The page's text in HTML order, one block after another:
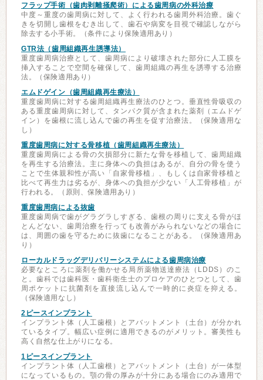
フラップ手術（歯肉剥離掻爬術）による歯周病の外科治療
中度～重度の歯周病に対して、よく行われる歯周外科治療。歯ぐ
きを切開し歯根をむき出して、歯石や病変を目視で確認しながら
除去する小手術。（条件により保険適用あり）
GTR法（歯周組織再生誘導法）
重度歯周病治療として、歯周病により破壊された部分に人工膜を
挿入することで空間を確保して、歯周組織の再生を誘導する治療
法。（保険適用あり）
エムドゲイン（歯周組織再生療法）
重度歯周病に対する歯周組織再生療法のひとつ。垂直性骨吸収の
ある重度歯周病に対して、タンパク質が含まれた薬剤（エムドゲ
イン）を歯根に流し込んで歯の再生を促す治療法。（保険適用な
し）
重度歯周病に対する骨移植（歯周組織再生療法）
重度歯周病による骨の欠損部分に新たな骨を移植して、歯周組織
を再生する治療法。主に身体への負担はあるが、自分の骨を使う
ことで生体親和性が高い「自家骨移植」、もしくは自家骨移植と
比べて再生力は劣るが、身体への負担が少ない「人工骨移植」が
行われる。（原則、保険適用あり）
重度歯周病による抜歯
重度歯周病で歯がグラグラしすぎる、歯根の周りに支える骨がほ
とんどない、歯周治療を行っても改善がみられないなどの場合に
は、周囲の歯を守るために抜歯になることがある。（保険適用あ
り）
ローカルドラッグデリバリーシステムによる歯周病治療
必要なところに薬剤を働かせる局所薬物送達療法（LDDS）のこ
と。歯科では歯科医・歯科衛生士のプロケアのひとつとして、歯
周ポケットに抗菌剤を直接流し込んで一時的に炎症を抑える。
（保険適用なし）
2ピースインプラント
インプラント体（人工歯根）とアバットメント（土台）が分かれ
ているタイプ。幅広い症例に適用できるのがメリット。審美性も
高く自然な仕上がりになる。
1ピースインプラント
インプラント体（人工歯根）とアバットメント（土台）が一体型
になっているもの。顎の骨の厚みが十分にある場合にのみ適用で